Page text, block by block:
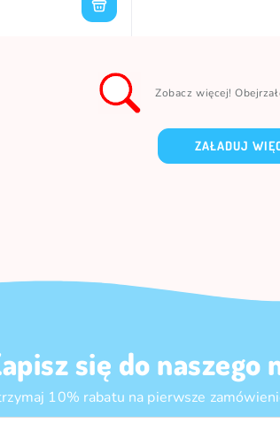
Zobacz więcej!
ZAŁADUJ
się do naszego
10% rabatu na pierwsze